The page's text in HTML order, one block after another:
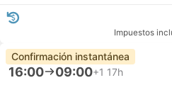
Impuestos
Confirmación instantánea
16:00 09:00+1 17h